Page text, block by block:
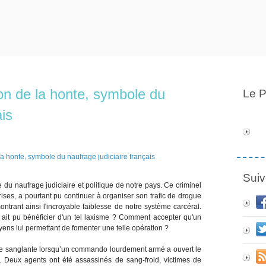
de la honte, symbole du
du naufrage judiciaire et politique de notre pays. Ce criminel
a pourtant pu continuer à organiser son trafic de drogue
ainsi l'incroyable faiblesse de notre système carcéral.
pu bénéficier d'un tel laxisme ? Comment accepter qu'un
lui permettant de fomenter une telle opération ?
lorsqu’un commando lourdement armé a ouvert le
agents ont été assassinés de sang-froid, victimes de
Le